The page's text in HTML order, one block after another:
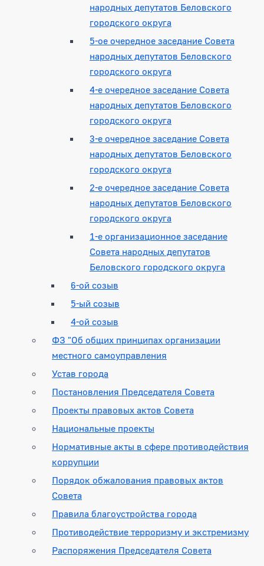
народных депутатов Беловского
городского округа
5-ое очередное заседание Совета
народных депутатов Беловского
городского округа
4-е очередное заседание Совета
народных депутатов Беловского
городского округа
3-е очередное заседание Совета
народных депутатов Беловского
городского округа
2-е очередное заседание Совета
народных депутатов Беловского
городского округа
1-е организационное заседание
Совета народных депутатов
Беловского городского округа
6-ой созыв
5-ый созыв
4-ой созыв
ФЗ "Об общих принципах организации
местного самоуправления
Устав города
Постановления Председателя Совета
Проекты правовых актов Совета
Национальные проекты
Нормативные акты в сфере противодействия
коррупции
Порядок обжалования правовых актов
Совета
Правила благоустройства города
Противодействие терроризму и экстремизму
Распоряжения Председателя Совета